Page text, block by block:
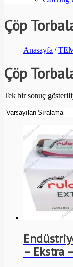
Çöp
Anasayfa /
Çöp
Tek bir sonuç
– Ekstra